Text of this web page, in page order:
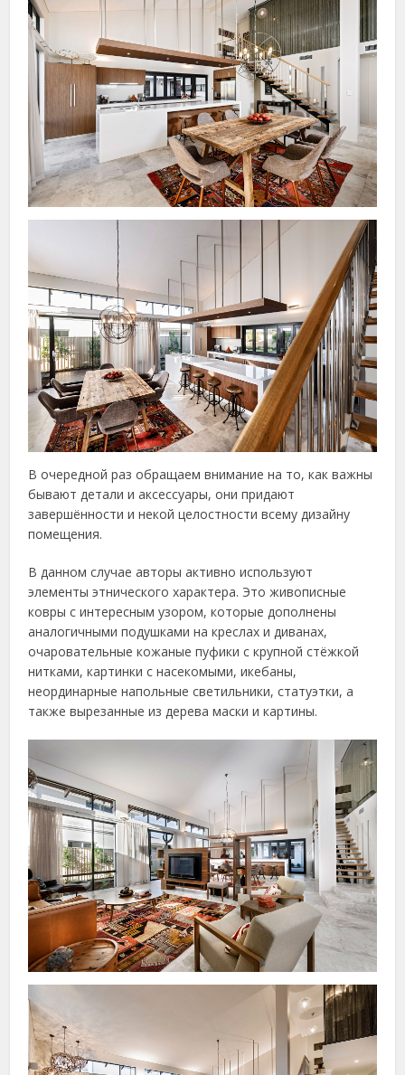
В очередной раз обращаем внимание на то, как важны
бывают детали и аксессуары, они придают
завершённости и некой целостности всему дизайну
помещения.
В данном случае авторы активно используют
элементы этнического характера. Это живописные
ковры с интересным узором, которые дополнены
аналогичными подушками на креслах и диванах,
очаровательные кожаные пуфики с крупной стёжкой
нитками, картинки с насекомыми, икебаны,
неординарные напольные светильники, статуэтки, а
также вырезанные из дерева маски и картины.